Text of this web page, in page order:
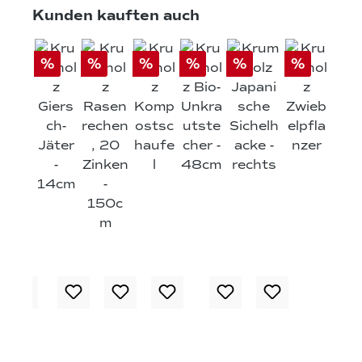
Produktgalerie überspringen
Kunden kauften auch
% % % % % %